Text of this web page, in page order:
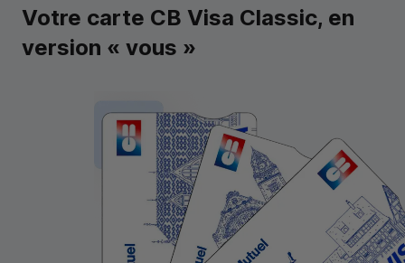
Votre carte CB Visa Classic, en
version « vous »